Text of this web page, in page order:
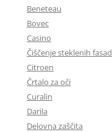
Beneteau
Bovec
Casino
Čiščenje steklenih fasad
Citroen
Črtalo za oči
Curalin
Darila
Delovna zaščita